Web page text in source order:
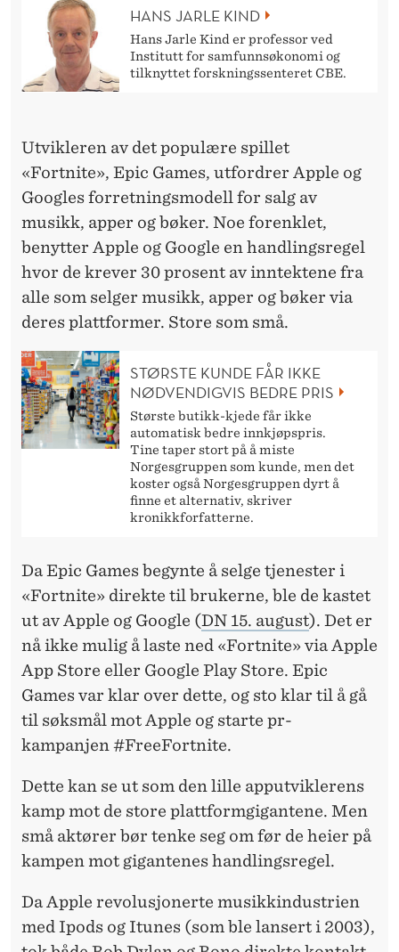
HANS JARLE KIND
Hans Jarle Kind er professor ved
Institutt for samfunnsøkonomi og
tilknyttet forskningssenteret CBE.
Utvikleren av det populære spillet
«Fortnite», Epic Games, utfordrer Apple og
Googles forretningsmodell for salg av
musikk, apper og bøker. Noe forenklet,
benytter Apple og Google en handlingsregel
hvor de krever 30 prosent av inntektene fra
alle som selger musikk, apper og bøker via
deres plattformer. Store som små.
STØRSTE KUNDE FÅR IKKE
NØDVENDIGVIS BEDRE PRIS
Største butikk-kjede får ikke
automatisk bedre innkjøpspris.
Tine taper stort på å miste
Norgesgruppen som kunde, men det
koster også Norgesgruppen dyrt å
finne et alternativ, skriver
kronikkforfatterne.
Da Epic Games begynte å selge tjenester i
«Fortnite» direkte til brukerne, ble de kastet
ut av Apple og Google (DN 15. august). Det er
nå ikke mulig å laste ned «Fortnite» via Apple
App Store eller Google Play Store. Epic
Games var klar over dette, og sto klar til å gå
til søksmål mot Apple og starte pr-
kampanjen #FreeFortnite.
Dette kan se ut som den lille apputviklerens
kamp mot de store plattformgigantene. Men
små aktører bør tenke seg om før de heier på
kampen mot gigantenes handlingsregel.
Da Apple revolusjonerte musikkindustrien
med Ipods og Itunes (som ble lansert i 2003),